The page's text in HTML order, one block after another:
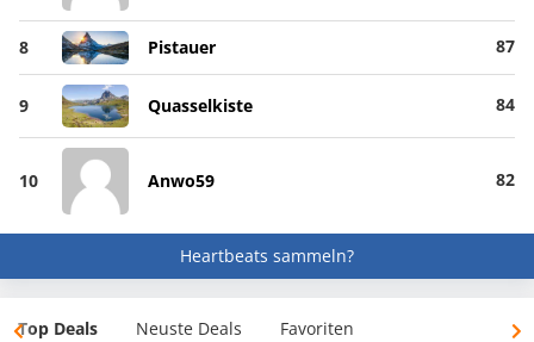
8 Pistauer 87
9 Quasselkiste 84
10 Anwo59 82
Heartbeats sammeln?
Top Deals Neuste Deals Favoriten